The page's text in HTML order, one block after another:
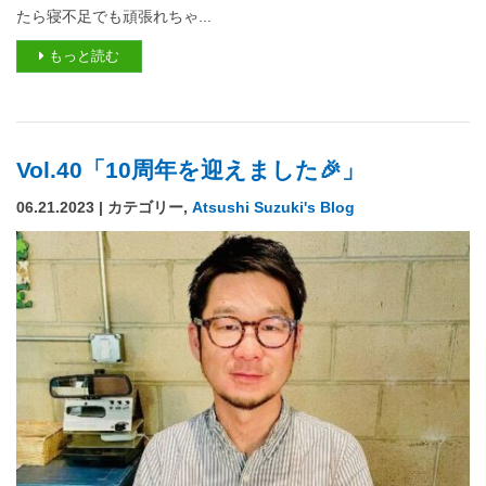
たら寝不足でも頑張れちゃ...
もっと読む
Vol.40「10周年を迎えました🎉」
06.21.2023 | カテゴリー, Atsushi Suzuki's Blog